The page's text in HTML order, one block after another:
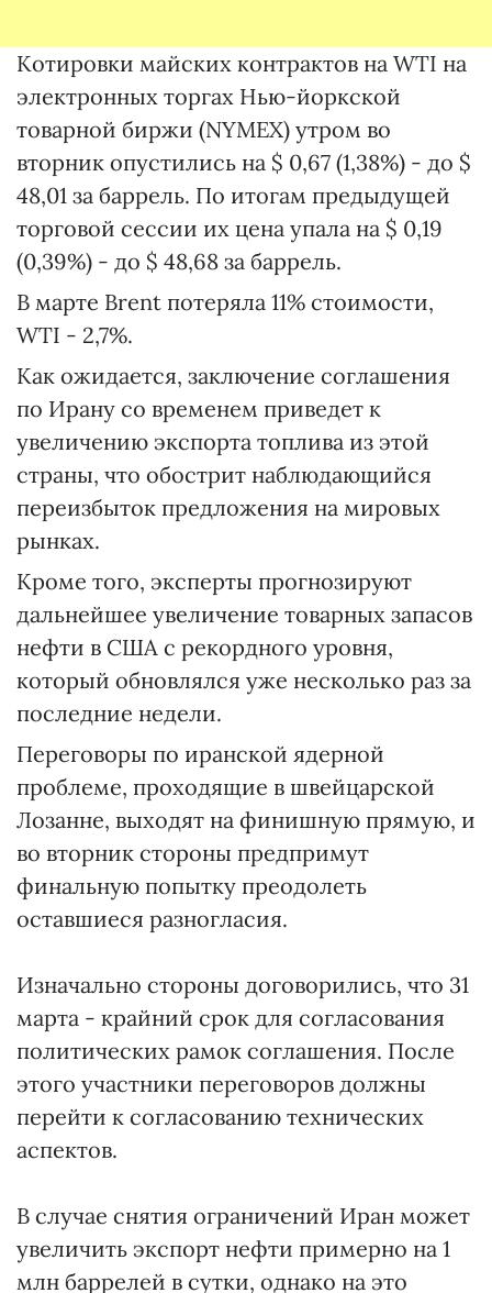
Котировки майских контрактов на WTI на
электронных торгах Нью-йоркской
товарной биржи (NYMEX) утром во
вторник опустились на $ 0,67 (1,38%) - до $
48,01 за баррель. По итогам предыдущей
торговой сессии их цена упала на $ 0,19
(0,39%) - до $ 48,68 за баррель.
В марте Brent потеряла 11% стоимости,
WTI - 2,7%.
Как ожидается, заключение соглашения
по Ирану со временем приведет к
увеличению экспорта топлива из этой
страны, что обострит наблюдающийся
переизбыток предложения на мировых
рынках.
Кроме того, эксперты прогнозируют
дальнейшее увеличение товарных запасов
нефти в США с рекордного уровня,
который обновлялся уже несколько раз за
последние недели.
Переговоры по иранской ядерной
проблеме, проходящие в швейцарской
Лозанне, выходят на финишную прямую, и
во вторник стороны предпримут
финальную попытку преодолеть
оставшиеся разногласия.
Изначально стороны договорились, что 31
марта - крайний срок для согласования
политических рамок соглашения. После
этого участники переговоров должны
перейти к согласованию технических
аспектов.
В случае снятия ограничений Иран может
увеличить экспорт нефти примерно на 1
млн баррелей в сутки, однако на это